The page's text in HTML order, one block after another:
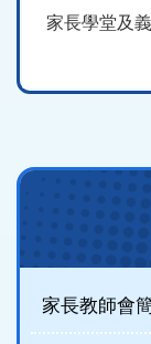
家長學堂及
Main
(new)
家長教師會